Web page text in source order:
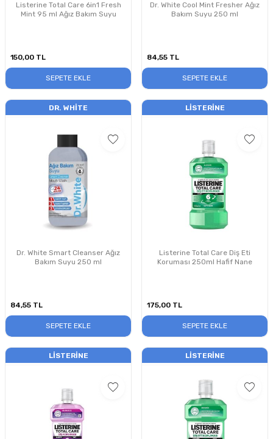
Listerine Total Care 6in1 Fresh
Mint 95 ml Ağız Bakım Suyu
150,00 TL
SEPETE EKLE
Dr. White Cool Mint Fresher Ağız
Bakım Suyu 250 ml
84,55 TL
SEPETE EKLE
DR. WHITE
Dr. White Smart Cleanser Ağız
Bakım Suyu 250 ml
84,55 TL
SEPETE EKLE
LISTERINE
Listerine Total Care Diş Eti
Koruması 250ml Hafif Nane
175,00 TL
SEPETE EKLE
LISTERINE LISTERINE